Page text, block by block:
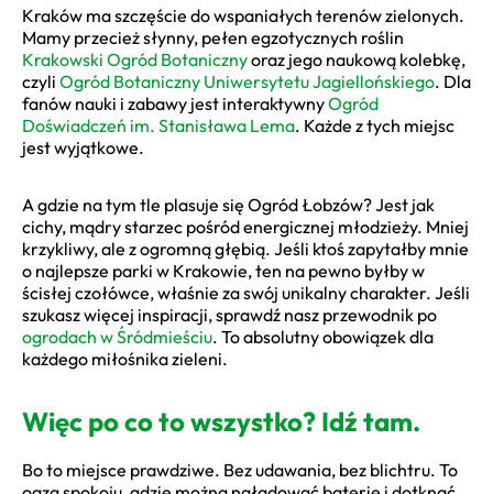
Kraków ma szczęście do wspaniałych terenów zielonych.
Mamy przecież słynny, pełen egzotycznych roślin
Krakowski Ogród Botanicznyoraz jego naukową kolebkę,
czyli Ogród Botaniczny Uniwersytetu Jagiellońskiego. Dla
fanów nauki i zabawy jest interaktywnyOgród
Doświadczeń im. Stanisława Lema. Każde z tych miejsc
jest wyjątkowe.
A gdzie na tym tle plasuje się Ogród Łobzów? Jest jak
cichy, mądry starzec pośród energicznej młodzieży. Mniej
krzykliwy, ale z ogromną głębią. Jeśli ktoś zapytałby mnie
o najlepsze parki w Krakowie, ten na pewno byłby w
ścisłej czołówce, właśnie za swój unikalny charakter. Jeśli
szukasz więcej inspiracji, sprawdź nasz przewodnik po
ogrodach w Śródmieściu. To absolutny obowiązek dla
każdego miłośnika zieleni.
Więc po co to wszystko? Idź tam.
Bo to miejsce prawdziwe. Bez udawania, bez blichtru. To